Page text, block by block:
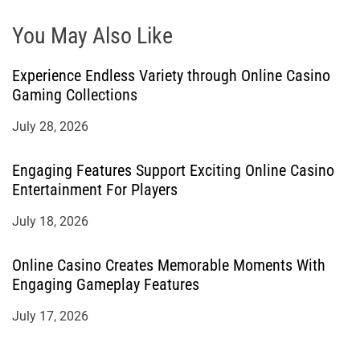
You May Also Like
Experience Endless Variety through Online Casino
Gaming Collections
July 28, 2026
Engaging Features Support Exciting Online Casino
Entertainment For Players
July 18, 2026
Online Casino Creates Memorable Moments With
Engaging Gameplay Features
July 17, 2026